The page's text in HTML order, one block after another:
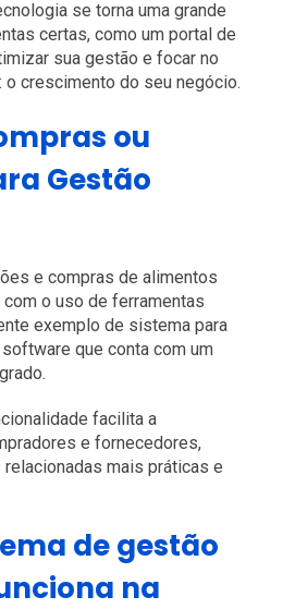
se torna uma grande
certas, como um portal de
sua gestão e focar no
o crescimento do seu negócio.
ou
Gestão
e compras de alimentos
o uso de ferramentas
exemplo de sistema para
software que conta com um
facilita a
e fornecedores,
mais práticas e
de gestão
na